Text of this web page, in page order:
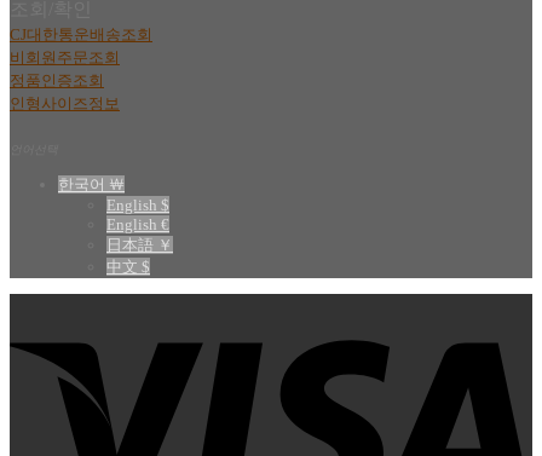
CJ대한통운배송조회
비회원주문조회
정품인증조회
인형사이즈정보
한국어 ￦
English $
English €
日本語 ￥
中文 $